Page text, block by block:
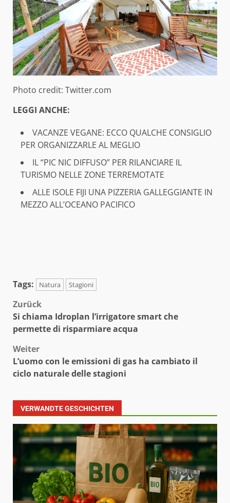
Photo credit: Twitter.com
LEGGI ANCHE:
VACANZE VEGANE: ECCO QUALCHE CONSIGLIO
PER ORGANIZZARLE AL MEGLIO
IL “PIC NIC DIFFUSO” PER RILANCIARE IL
TURISMO NELLE ZONE TERREMOTATE
ALLE ISOLE FIJI UNA PIZZERIA GALLEGGIANTE IN
MEZZO ALL’OCEANO PACIFICO
Tags: Natura Stagioni
Beitragsnavigation
Zurück
Si chiama Idroplan l’irrigatore smart che
permette di risparmiare acqua
Weiter
L’uomo con le emissioni di gas ha cambiato il
ciclo naturale delle stagioni
VERWANDTE GESCHICHTEN